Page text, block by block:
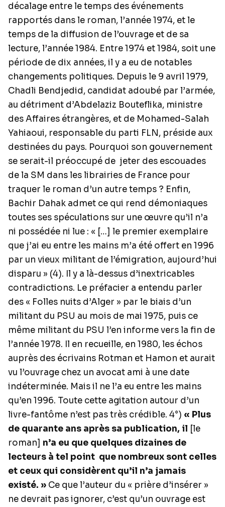
décalage entre le temps des événements
rapportés dans le roman, l’année 1974, et le
temps de la diffusion de l’ouvrage et de sa
lecture, l’année 1984. Entre 1974 et 1984, soit une
période de dix années, il y a eu de notables
changements politiques. Depuis le 9 avril 1979,
Chadli Bendjedid, candidat adoubé par l’armée,
au détriment d’Abdelaziz Bouteflika, ministre
des Affaires étrangères, et de Mohamed-Salah
Yahiaoui, responsable du parti FLN, préside aux
destinées du pays. Pourquoi son gouvernement
se serait-il préoccupé de jeter des escouades
de la SM dans les librairies de France pour
traquer le roman d’un autre temps ? Enfin,
Bachir Dahak admet ce qui rend démoniaques
toutes ses spéculations sur une œuvre qu’il n’a
ni possédée ni lue : « […] le premier exemplaire
que j’ai eu entre les mains m’a été offert en 1996
par un vieux militant de l’émigration, aujourd’hui
disparu » (4). Il y a là-dessus d’inextricables
contradictions. Le préfacier a entendu parler
des « Folles nuits d’Alger » par le biais d’un
militant du PSU au mois de mai 1975, puis ce
même militant du PSU l’en informe vers la fin de
l’année 1978. Il en recueille, en 1980, les échos
auprès des écrivains Rotman et Hamon et aurait
vu l’ouvrage chez un avocat ami à une date
indéterminée. Mais il ne l’a eu entre les mains
qu’en 1996. Toute cette agitation autour d’un
livre-fantôme n’est pas très crédible. 4°) « Plus
de quarante ans après sa publication, il [le
roman] n’a eu que quelques dizaines de
lecteurs à tel point que nombreux sont celles
et ceux qui considèrent qu’il n’a jamais
existé. » Ce que l’auteur du « prière d’insérer »
ne devrait pas ignorer, c’est qu’un ouvrage est